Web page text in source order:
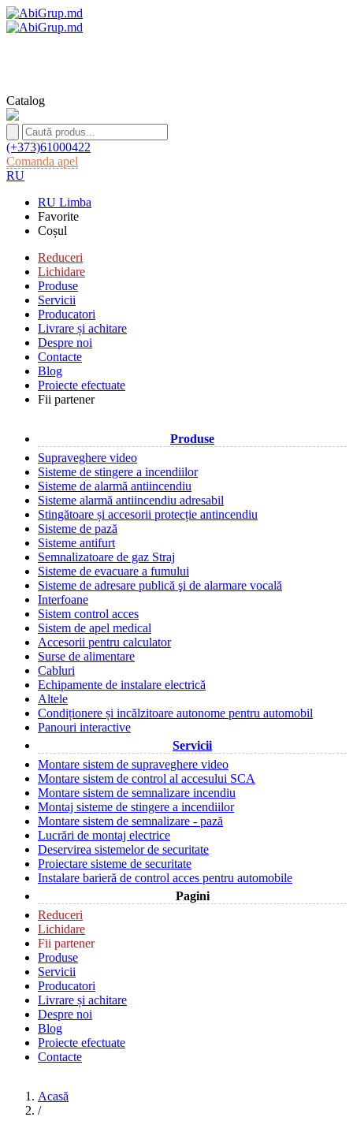
Catalog
(+373)61000422
Comanda apel
RU
RU Limba
Favorite
Coșul
Reduceri
Lichidare
Produse
Servicii
Producatori
Livrare și achitare
Despre noi
Contacte
Blog
Proiecte efectuate
Fii partener
Produse
Supraveghere video
Sisteme de stingere a incendiilor
Sisteme de alarmă antiincendiu
Sisteme alarmă antiincendiu adresabil
Stingătoare și accesorii protecție antincendiu
Sisteme de pază
Sisteme antifurt
Semnalizatoare de gaz Straj
Sisteme de evacuare a fumului
Sisteme de adresare publică şi de alarmare vocală
Interfoane
Sistem control acces
Sistem de apel medical
Accesorii pentru calculator
Surse de alimentare
Cabluri
Echipamente de instalare electrică
Altele
Condiționere și incălzitoare autonome pentru automobil
Panouri interactive
Servicii
Montare sistem de supraveghere video
Montare sistem de control al accesului SCA
Montare sistem de semnalizare incendiu
Montaj sisteme de stingere a incendiilor
Montare sistem de semnalizare - pază
Lucrări de montaj electrice
Deservirea sistemelor de securitate
Proiectare sisteme de securitate
Instalare barieră de control acces pentru automobile
Pagini
Reduceri
Lichidare
Fii partener
Produse
Servicii
Producatori
Livrare și achitare
Despre noi
Blog
Proiecte efectuate
Contacte
Acasă
/